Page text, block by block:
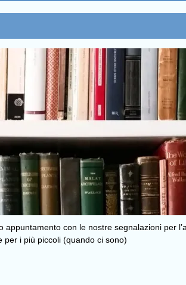
con le nostre segnalazioni per
per i più piccoli (quando ci sono)